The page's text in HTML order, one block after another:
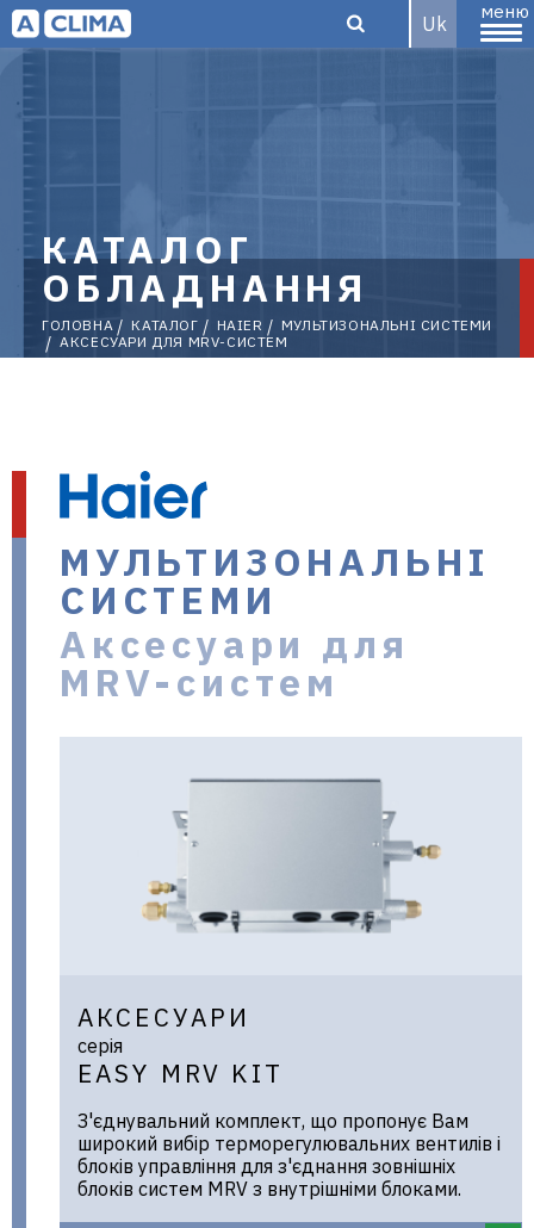
Aclima –
дистриб'ютор
кліматичного
обладнання
в Україні
Uk
меню
КАТАЛОГ
ОБЛАДНАННЯ
ГОЛОВНА КАТАЛОГ HAIER
МУЛЬТИЗОНАЛЬНІ СИСТЕМИ
АКСЕСУАРИ ДЛЯ MRV-СИСТЕМ
МУЛЬТИЗОНАЛЬНІ
СИСТЕМИ
Аксесуари для
MRV-систем
АКСЕСУАРИ
серія
EASY MRV KIT
З'єднувальний комплект, що пропонує Вам
широкий вибір терморегулювальних вентилів і
блоків управління для з'єднання зовнішніх
блоків систем MRV з внутрішніми блоками.